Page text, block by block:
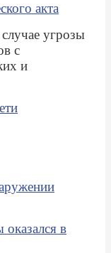
акта
угрозы
с
и
в